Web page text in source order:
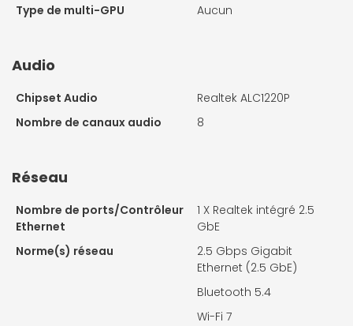
Type de multi-GPU
Aucun
Audio
Chipset Audio
Realtek ALC1220P
Nombre de canaux audio
8
Réseau
Nombre de ports/Contrôleur
Ethernet
1 X Realtek intégré 2.5
GbE
Norme(s) réseau
2.5 Gbps Gigabit
Ethernet (2.5 GbE)
Bluetooth 5.4
Wi-Fi 7